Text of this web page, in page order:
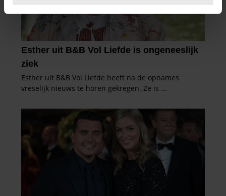
intrekken in de Cookieverklaring.
We gebruiken cookies om content en advertenties te
personaliseren, om functies voor social media te bieden
en om ons websiteverkeer te analyseren. Ook delen we
informatie over uw gebruik van onze site met onze
partners voor social media, adverteren en analyse. Deze
informatie die u aan ze heeft verstrekt of die ze hebben
verzameld op basis van uw gebruik van hun services. U
gaat akkoord met onze cookies als u onze website blijft
gebruiken.